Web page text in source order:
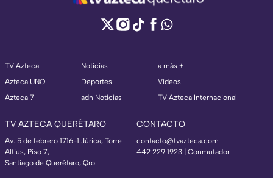
TV Azteca
Azteca UNO
Azteca 7
Noticias
Deportes
adn Noticias
a más +
Videos
TV Azteca Internacional
TV AZTECA QUERÉTARO
Av. 5 de febrero 1716-1 Júrica, Torre
Altius, Piso 7,
Santiago de Querétaro, Qro.
CONTACTO
contacto@tvazteca.com
442 229 1923 | Conmutador